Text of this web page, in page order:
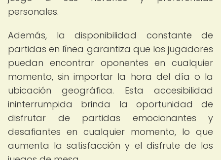
personales.
Además, la disponibilidad constante de
partidas en línea garantiza que los jugadores
puedan encontrar oponentes en cualquier
momento, sin importar la hora del día o la
ubicación geográfica. Esta accesibilidad
ininterrumpida brinda la oportunidad de
disfrutar de partidas emocionantes y
desafiantes en cualquier momento, lo que
aumenta la satisfacción y el disfrute de los